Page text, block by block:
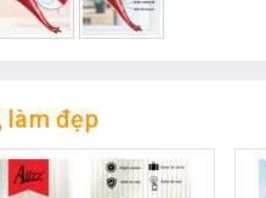
làm đẹp